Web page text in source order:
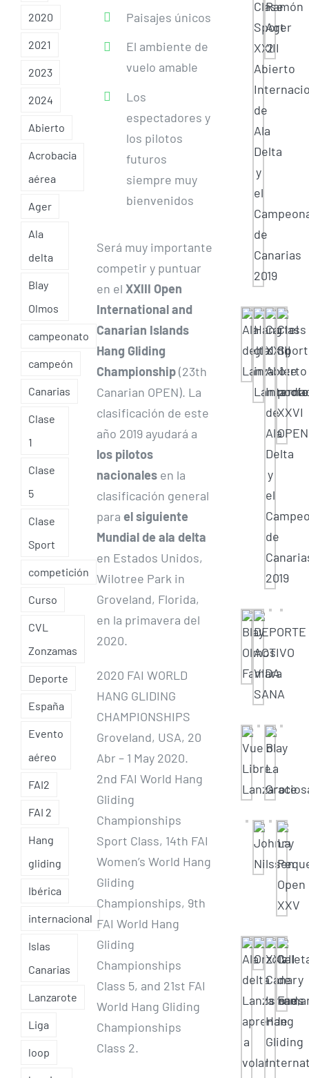
Paisajes únicos
El ambiente de
vuelo amable
Los
espectadores y
los pilotos
futuros
siempre muy
bienvenidos
Será muy importante
competir y puntuar
en el XXIII Open
International and
Canarian Islands
Hang Gliding
Championship(23th
Canarian OPEN). La
clasificación de este
año 2019 ayudará a
los pilotos
nacionalesen la
clasificación general
para el siguiente
Mundial de ala delta
en Estados Unidos,
Wilotree Park in
Groveland, Florida,
en la primavera del
2020.
2020 FAI WORLD
HANG GLIDING
CHAMPIONSHIPS
Groveland, USA, 20
Abr – 1 May 2020.
2nd FAI World Hang
Gliding
Championships
Sport Class, 14th FAI
Women’s World Hang
Gliding
Championships, 9th
FAI World Hang
Gliding
Championships
Class 5, and 21st FAI
World Hang Gliding
Championships
Class 2.
2020
2021
2023
2024
Abierto
Acrobacia
aérea
Ager
Ala
delta
Blay
Olmos
campeonato
campeón
Canarias
Clase
1
Clase
5
Clase
Sport
competición
Curso
CVL
Zonzamas
Deporte
España
Evento
aéreo
FAI2
FAI 2
Hang
gliding
Ibérica
internacional
Islas
Canarias
Lanzarote
Liga
loop